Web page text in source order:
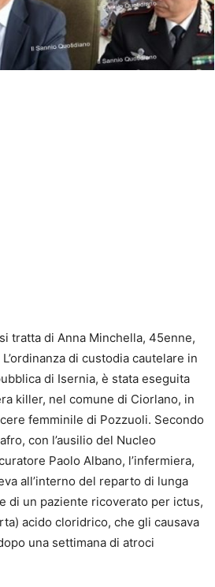
tratta di Anna Minchella, 45enne,
di custodia cautelare in
di Isernia, è stata eseguita
killer, nel comune di Ciorlano, in
femminile di Pozzuoli. Secondo
con l’ausilio del Nucleo
Paolo Albano, l’infermiera,
all’interno del reparto di lunga
di un paziente ricoverato per ictus,
acido cloridrico, che gli causava
una settimana di atroci